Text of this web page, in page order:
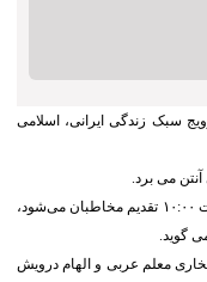
سبک زندگی ایرانی، اسلامی
می برد.
معصومه اسماعیل نژاد تهیه کننده این برنامه در خصوص روند تهیه آن گفت: مهرخانه که یکشنبه ها ساعت ۱۰:۰۰ تقدیم مخاطبان می‌شود،
گوید.
معلم عربی و الهام درویش